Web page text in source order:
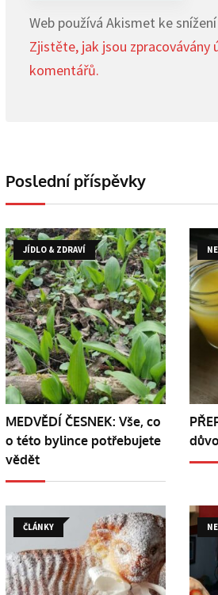
Web používá Akismet ke
Zjistěte, jak jsou zpracovávány
komentářů.
Poslední příspěvky
JÍDLO & ZDRAVÍ
MEDVĚDÍ ČESNEK: Vše, co
o této bylince potřebujete
vědět
ČLÁNKY